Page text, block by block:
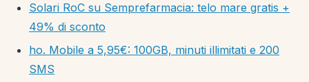
Solari RoC su Semprefarmacia: telo mare gratis +
49% di sconto
ho. Mobile a 5,95€: 100GB, minuti illimitati e 200
SMS